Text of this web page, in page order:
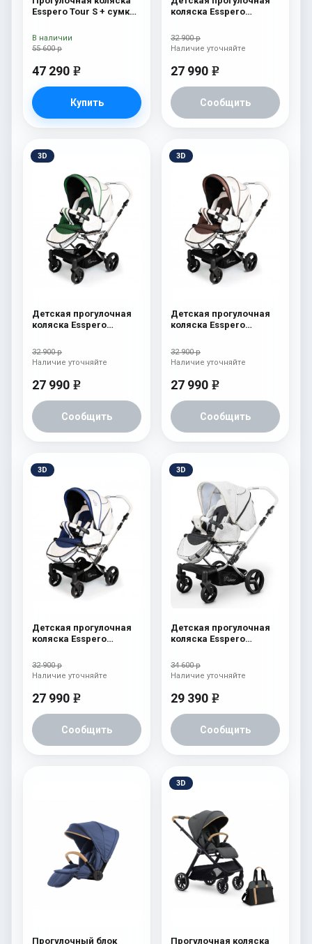
Esspero Tour S + сумка
55 600 р
47 290 e
Купить
В наличии
коляска Esspero
Pink
32 900 р
27 990 e
Сообщить
Наличие уточняйте
3D
Детская прогулочная
коляска Esspero
Green
32 900 р
27 990 e
Сообщить
Наличие уточняйте
3D
Детская прогулочная
коляска Esspero
Brown
32 900 р
27 990 e
Сообщить
Наличие уточняйте
3D
Детская прогулочная
коляска Esspero
Ocean
32 900 р
27 990 e
Сообщить
Наличие уточняйте
3D
Детская прогулочная
коляска Esspero
34 600 р
29 390 e
Сообщить
Наличие уточняйте
Прогулочный блок
3D
Прогулочная коляска